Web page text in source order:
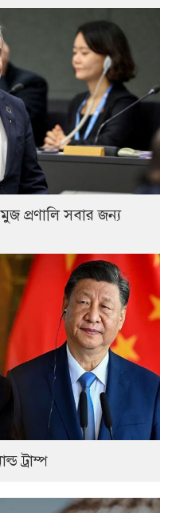
প্রণালি সবার জন্য
ট্রাম্প